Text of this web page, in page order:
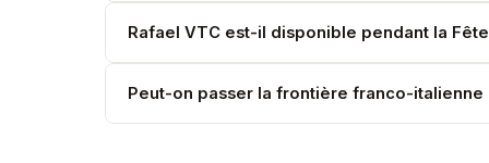
Oui. San Remo, Vintimille, Gênes — toutes
Rafael VTC est-il disponible pendant la
Oui. Réservez à l'avance — l'événement attire
Peut-on passer la frontière franco-italienne